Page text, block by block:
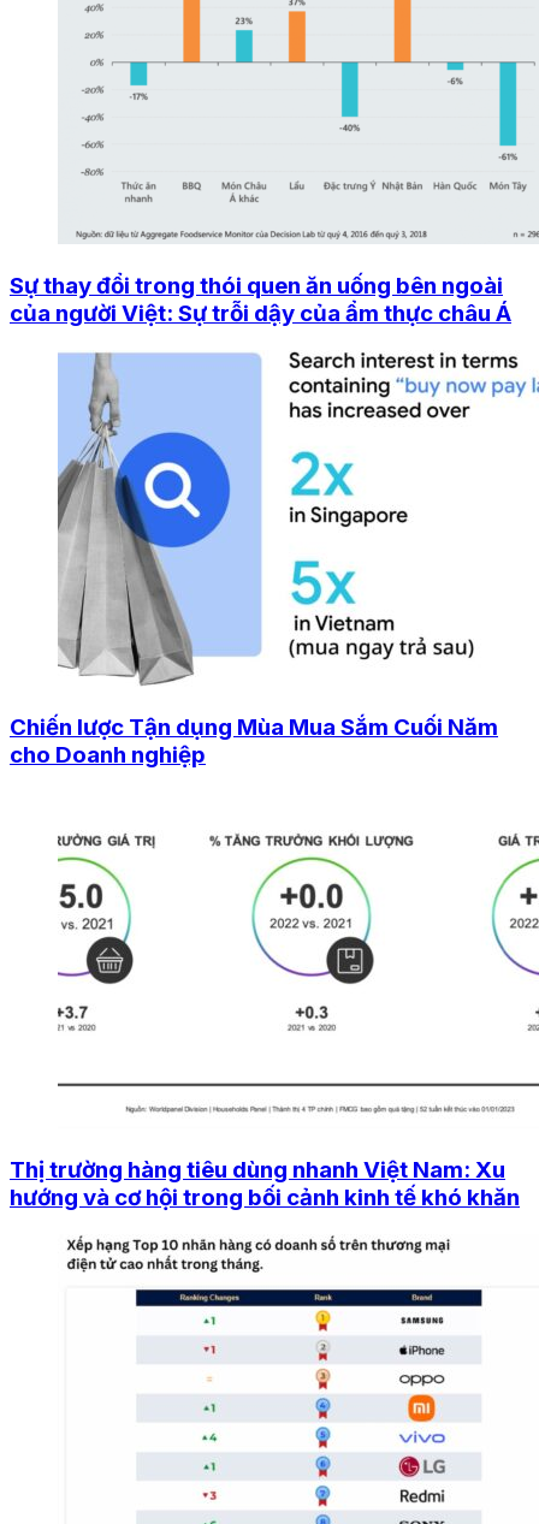
Sự thay đổi trong thói quen ăn uống bên ngoài
của người Việt: Sự trỗi dậy của ẩm thực châu Á
Chiến lược Tận dụng Mùa Mua Sắm Cuối Năm
cho Doanh nghiệp
Thị trường hàng tiêu dùng nhanh Việt Nam: Xu
hướng và cơ hội trong bối cảnh kinh tế khó khăn